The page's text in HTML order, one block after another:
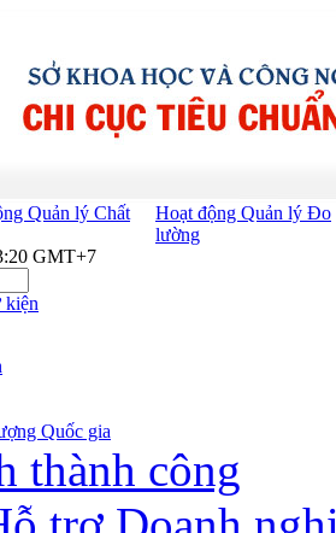
Quản lý Chất
Hoạt động Quản lý Đo
lường
GMT+7
kiện
Quốc gia
thành công